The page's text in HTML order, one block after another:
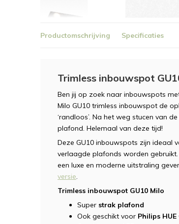
Productomschrijving Specificaties
Trimless inbouwspot
Ben jij op zoek naar inbouwspots
Milo GU10 trimless inbouwspot de
‘randloos’. Na het weg stucen van
plafond. Helemaal van deze tijd!
Deze GU10 inbouwspots zijn ideaal
verlaagde plafonds worden
een luxe en moderne uitstraling
versie.
Trimless inbouwspot GU10 Milo
Super strak plafond
Ook geschikt voor Philips HUE